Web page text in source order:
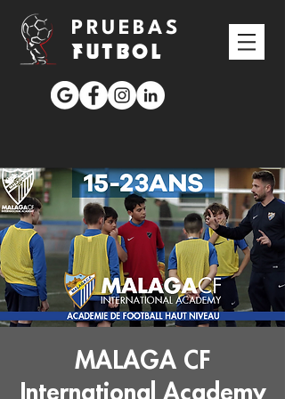
PRUEBAS
FUTBOL
MALAGA CF
International Academy